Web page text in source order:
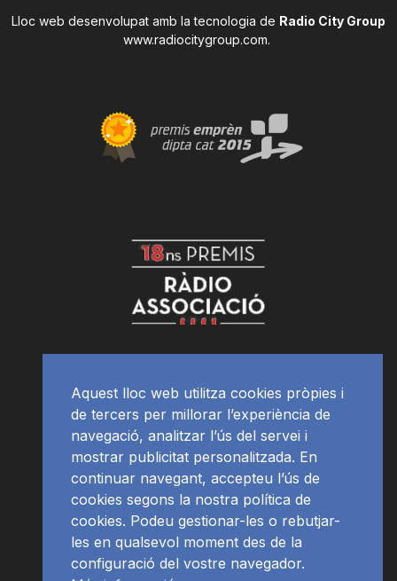
Lloc web desenvolupat amb la tecnologia de Radio City Group
www.radiocitygroup.com.
Aquest lloc web utilitza cookies pròpies i
de tercers per millorar l’experiència de
navegació, analitzar l’ús del servei i
mostrar publicitat personalitzada. En
continuar navegant, accepteu l’ús de
cookies segons la nostra política de
cookies. Podeu gestionar-les o rebutjar-
les en qualsevol moment des de la
configuració del vostre navegador.